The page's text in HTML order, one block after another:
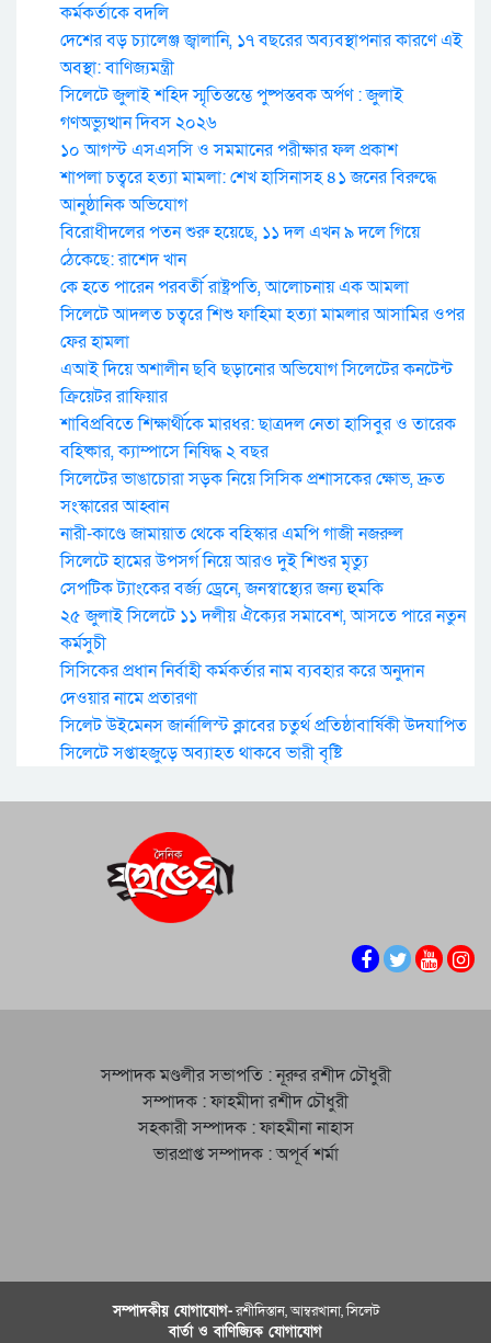
কর্মকর্তাকে বদলি
দেশের বড় চ্যালেঞ্জ জ্বালানি, ১৭ বছরের অব্যবস্থাপনার কারণে এই
অবস্থা: বাণিজ্যমন্ত্রী
সিলেটে জুলাই শহিদ স্মৃতিস্তম্ভে পুষ্পস্তবক অর্পণ : জুলাই
গণঅভ্যুত্থান দিবস ২০২৬
১০ আগস্ট এসএসসি ও সমমানের পরীক্ষার ফল প্রকাশ
শাপলা চত্বরে হত্যা মামলা: শেখ হাসিনাসহ ৪১ জনের বিরুদ্ধে
আনুষ্ঠানিক অভিযোগ
বিরোধীদলের পতন শুরু হয়েছে, ১১ দল এখন ৯ দলে গিয়ে
ঠেকেছে: রাশেদ খান
কে হতে পারেন পরবর্তী রাষ্ট্রপতি, আলোচনায় এক আমলা
সিলেটে আদলত চত্বরে শিশু ফাহিমা হত্যা মামলার আসামির ওপর
ফের হামলা
এআই দিয়ে অশালীন ছবি ছড়ানোর অভিযোগ সিলেটের কনটেন্ট
ক্রিয়েটর রাফিয়ার
শাবিপ্রবিতে শিক্ষার্থীকে মারধর: ছাত্রদল নেতা হাসিবুর ও তারেক
বহিষ্কার, ক্যাম্পাসে নিষিদ্ধ ২ বছর
সিলেটের ভাঙাচোরা সড়ক নিয়ে সিসিক প্রশাসকের ক্ষোভ, দ্রুত
সংস্কারের আহ্বান
নারী-কাণ্ডে জামায়াত থেকে বহিস্কার এমপি গাজী নজরুল
সিলেটে হামের উপসর্গ নিয়ে আরও দুই শিশুর মৃত্যু
সেপটিক ট্যাংকের বর্জ্য ড্রেনে, জনস্বাস্থ্যের জন্য হুমকি
২৫ জুলাই সিলেটে ১১ দলীয় ঐক্যের সমাবেশ, আসতে পারে নতুন
কর্মসুচী
সিসিকের প্রধান নির্বাহী কর্মকর্তার নাম ব্যবহার করে অনুদান
দেওয়ার নামে প্রতারণা
সিলেট উইমেনস জার্নালিস্ট ক্লাবের চতুর্থ প্রতিষ্ঠাবার্ষিকী উদযাপিত
সিলেটে সপ্তাহজুড়ে অব্যাহত থাকবে ভারী বৃষ্টি
সম্পাদক মণ্ডলীর সভাপতি : নূরুর রশীদ চৌধুরী
সম্পাদক : ফাহমীদা রশীদ চৌধুরী
সহকারী সম্পাদক : ফাহমীনা নাহাস
ভারপ্রাপ্ত সম্পাদক : অপূর্ব শর্মা
সম্পাদকীয় যােগাযোগ-রশীদিস্তান, আম্বরখানা, সিলেট
বার্তা ও বাণিজ্যিক যোগাযােগ